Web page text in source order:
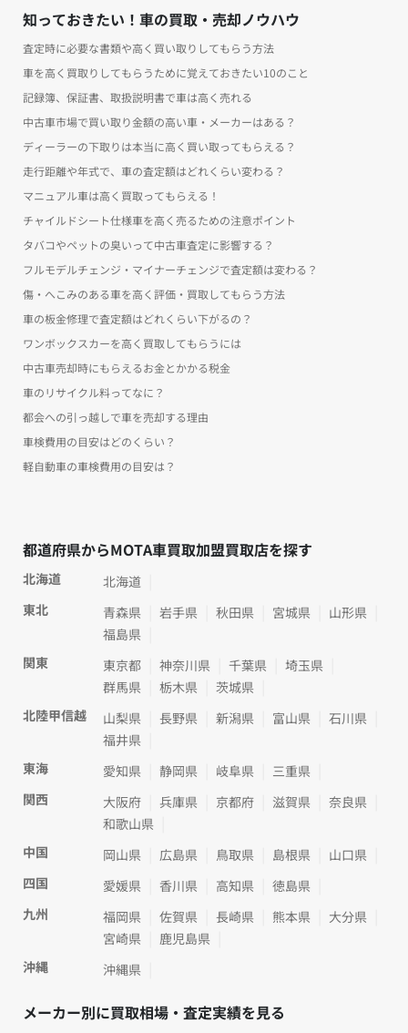
知っておきたい！車の買取・売却ノウハウ
査定時に必要な書類や高く買い取りしてもらう方法
車を高く買取りしてもらうために覚えておきたい10のこと
記録簿、保証書、取扱説明書で車は高く売れる
中古車市場で買い取り金額の高い車・メーカーはある？
ディーラーの下取りは本当に高く買い取ってもらえる？
走行距離や年式で、車の査定額はどれくらい変わる？
マニュアル車は高く買取ってもらえる！
チャイルドシート仕様車を高く売るための注意ポイント
タバコやペットの臭いって中古車査定に影響する？
フルモデルチェンジ・マイナーチェンジで査定額は変わる？
傷・へこみのある車を高く評価・買取してもらう方法
車の板金修理で査定額はどれくらい下がるの？
ワンボックスカーを高く買取してもらうには
中古車売却時にもらえるお金とかかる税金
車のリサイクル料ってなに？
都会への引っ越しで車を売却する理由
車検費用の目安はどのくらい？
軽自動車の車検費用の目安は？
都道府県からMOTA車買取加盟買取店を探す
北海道
北海道
東北
青森県 岩手県 秋田県 宮城県
山形県
福島県
関東
東京都 神奈川県 千葉県
埼玉県
群馬県
栃木県
茨城県
北陸甲信越
山梨県 長野県 新潟県 富山県
石川県
福井県
東海
愛知県 静岡県 岐阜県
三重県
関西
大阪府 兵庫県 京都府 滋賀県
奈良県
和歌山県
中国
岡山県 広島県 鳥取県 島根県
山口県
四国
愛媛県 香川県 高知県
徳島県
九州
福岡県 佐賀県 長崎県 熊本県
大分県
宮崎県
鹿児島県
沖縄
沖縄県
メーカー別に買取相場・査定実績を見る